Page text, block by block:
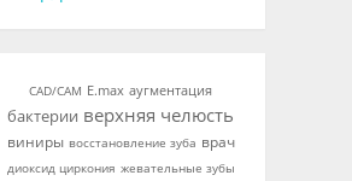
CAD/CAM E.max аугментация
бактерии верхняя челюсть
виниры восстановление зуба врач
диоксид циркония жевательные зубы